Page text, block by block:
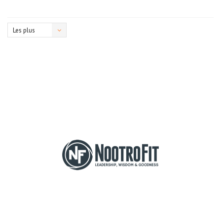
Les plus